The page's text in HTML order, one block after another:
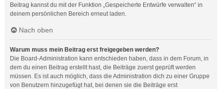
Beitrag kannst du mit der Funktion „Gespeicherte Entwürfe verwalten“ in
deinem persönlichen Bereich erneut laden.
Nach oben
Warum muss mein Beitrag erst freigegeben werden?
Die Board-Administration kann entschieden haben, dass in dem Forum, in
dem du einen Beitrag erstellt hast, die Beiträge zuerst geprüft werden
müssen. Es ist auch möglich, dass die Administration dich zu einer Gruppe
von Benutzern hinzugefügt hat, bei denen sie die Beiträge erst